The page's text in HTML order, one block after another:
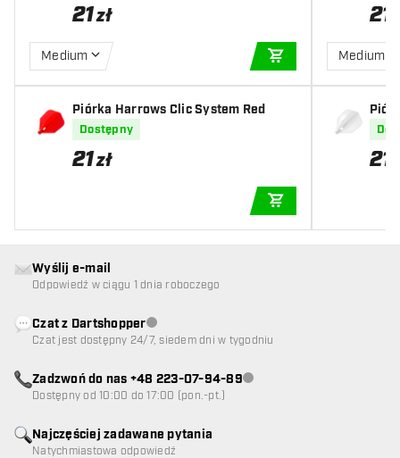
21zł
Medium
DODAJ DO
Piórka Harrows Clic System Red
Dostępny
21zł
21
Medium
21
Najczęściej zadawane pytania
Natychmiastowa odpowiedź
Wyślij e-mail
Odpowiedź w ciągu 1 dnia roboczego
Czat z DartshopperObsługa klienta niedostępna
Czat jest dostępny 24/7, siedem dni w tygodniu
Zadzwoń do nas +48 223-07-94-89Obsługa klienta niedostępna
Dostępny od 10:00 do 17:00 (pon.-pt.)